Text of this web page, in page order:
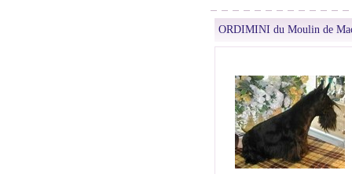
ORDIMINI du Moulin de